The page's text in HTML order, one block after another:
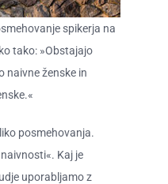
spikerja na
tako: »Obstajajo
naivne ženske in
posmehovanja.
Kaj je
uporabljamo z